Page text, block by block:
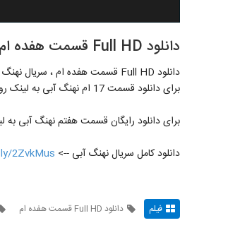
دانلود Full HD قسمت هفده ام (17) سریال نهنگ آبی (رایگان)-- --
دانلود Full HD قسمت هفده ام ، سریال نهنگ آبی
برای دانلود قسمت 17 ام نهنگ آبی به لینک روبرو بروید -->
برای دانلود رایگان قسمت هفتم نهنگ آبی به
دانلود کامل سریال نهنگ آبی --> 2ZvkMus
فیلم دانلود Full HD قسمت هفده ام